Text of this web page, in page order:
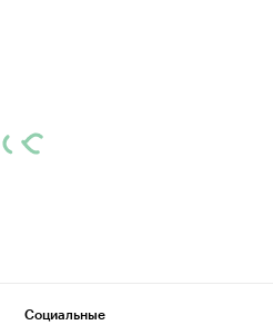
Социальные